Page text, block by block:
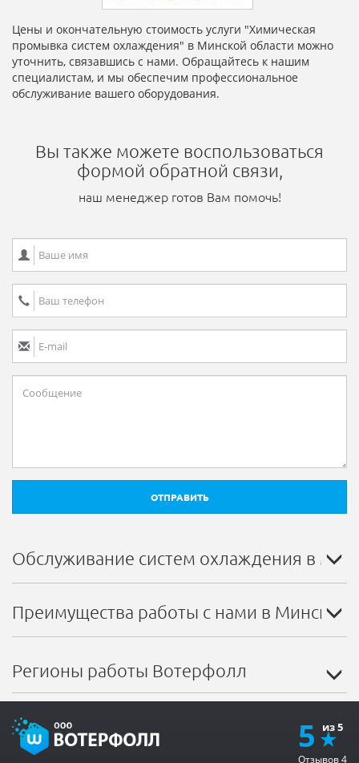
Цены и окончательную стоимость услуги "Химическая
промывка систем охлаждения" в Минской области можно
уточнить, связавшись с нами. Обращайтесь к нашим
специалистам, и мы обеспечим профессиональное
обслуживание вашего оборудования.
Вы также можете воспользоваться
формой обратной связи,
наш менеджер готов Вам помочь!
ОТПРАВИТЬ
Обслуживание систем охлаждения в
Преимущества работы с нами в Минской
Регионы работы Вотерфолл
5
Отзывов4